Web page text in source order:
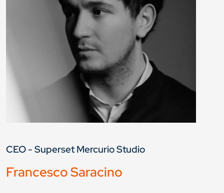
CEO - Superset Mercurio Studio
Francesco Saracino